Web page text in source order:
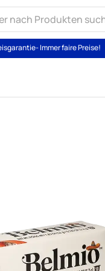
- Immer faire Preise!